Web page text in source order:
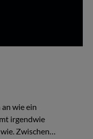
wie ein
irgendwie
Zwischen…